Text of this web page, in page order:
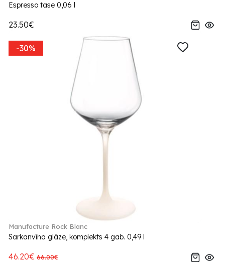
Espresso tase 0,06 l
23.50€
-30%
Manufacture Rock Blanc
Sarkanvīna glāze, komplekts 4 gab. 0,49 l
46.20€ 66.00€